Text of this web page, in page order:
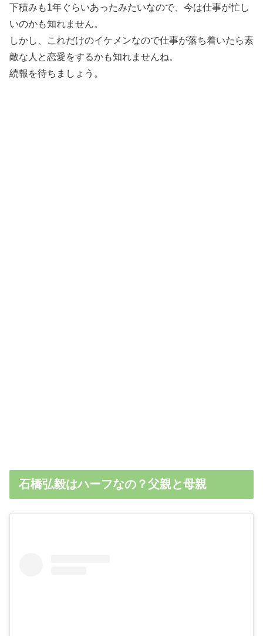
下積みも1年ぐらいあったみたいなので、今は仕事が忙し
いのかも知れません。
しかし、これだけのイケメンなので仕事が落ち着いたら素
敵な人と恋愛をするかも知れませんね。
続報を待ちましょう。
石橋弘毅はハーフなの？父親と母親